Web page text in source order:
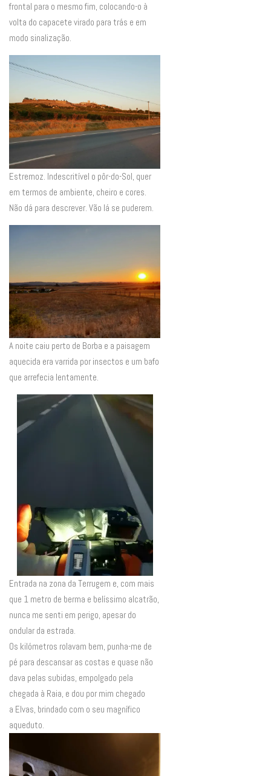
frontal para o mesmo fim, colocando-o à
volta do capacete virado para trás e em
modo sinalização.
Estremoz. Indescritível o pôr-do-Sol, quer
em termos de ambiente, cheiro e cores.
Não dá para descrever. Vão lá se puderem.
A noite caiu perto de Borba e a paisagem
aquecida era varrida por insectos e um bafo
que arrefecia lentamente.
Entrada na zona da Terrugem e, com mais
que 1 metro de berma e belíssimo alcatrão,
nunca me senti em perigo, apesar do
ondular da estrada.
Os kilómetros rolavam bem, punha-me de
pé para descansar as costas e quase não
dava pelas subidas, empolgado pela
chegada à Raia, e dou por mim chegado
a Elvas, brindado com o seu magnífico
aqueduto.